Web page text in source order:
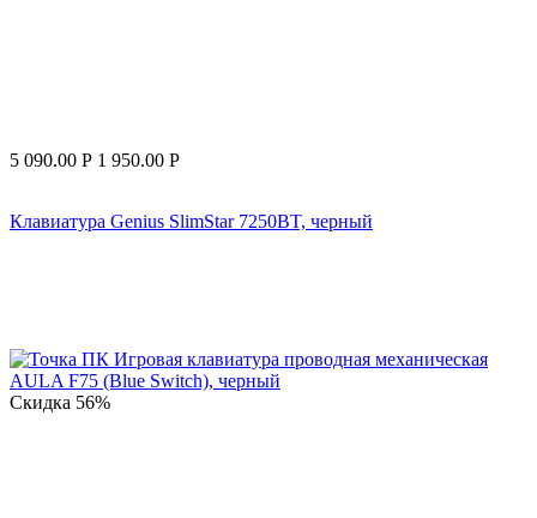
5 090.00 Р 1 950.00 Р
Клавиатура Genius SlimStar 7250BT, черный
Скидка 56%